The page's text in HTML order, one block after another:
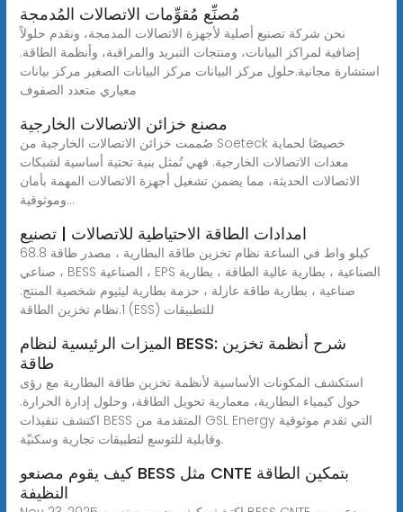
مُصنِّع مُقوِّمات الاتصالات المُدمجة
نحن شركة تصنيع أصلية لأجهزة الاتصالات المدمجة، ونقدم حلولاً
إضافية لمراكز البيانات، ومنتجات التبريد والمراقبة، وأنظمة الطاقة.
استشارة مجانية.حلول مركز البيانات مركز البيانات الصغير مركز بيانات
معياري متعدد الصفوف
مصنع خزائن الاتصالات الخارجية
صُممت خزائن الاتصالات الخارجية من Soeteck خصيصًا لحماية
معدات الاتصالات الخارجية. فهي تُمثل بنية تحتية أساسية لشبكات
الاتصالات الحديثة، مما يضمن تشغيل أجهزة الاتصالات المهمة بأمان
وموثوقية...
امدادات الطاقة الاحتياطية للاتصالات | تصنيع
68.8 كيلو واط في الساعة نظام تخزين طاقة البطارية ، مصدر طاقة
صناعي ، BESS الصناعية ، EPS الصناعية ، بطارية عالية الطاقة ، بطارية
صناعية ، بطارية طاقة عازلة ، حزمة بطارية ليثيوم شخصية المنتج:
1.نظام تخزين الطاقة (ESS) للتطبيقات
الميزات الرئيسية لنظام BESS: شرح أنظمة تخزين
طاقة
استكشف المكونات الأساسية لأنظمة تخزين طاقة البطارية مع رؤى
حول كيمياء البطارية، معمارية تحويل الطاقة، وحلول إدارة الحرارة.
اكتشف تنفيذات BESS المتقدمة من GSL Energy التي تقدم موثوقية
وقابلية للتوسع لتطبيقات تجارية وسكنيّة.
كيف يقوم مصنعو BESS مثل CNTE بتمكين الطاقة
النظيفة